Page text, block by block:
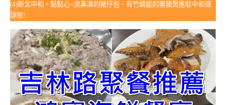
(4)新北中和。點點心~流鼻涕的豬仔包、有竹蜻蜓的豬豬煲進駐中和環
球啦!